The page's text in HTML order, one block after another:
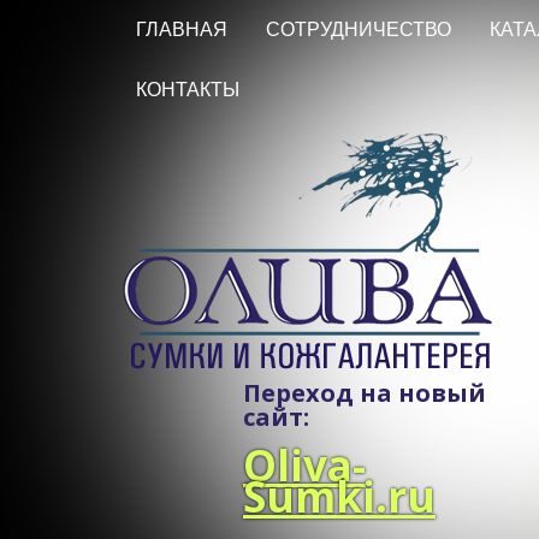
ГЛАВНАЯ СОТРУДНИЧЕСТВО
КОНТАКТЫ
Переход на новый
сайт:
Oliva-
Sumki.ru